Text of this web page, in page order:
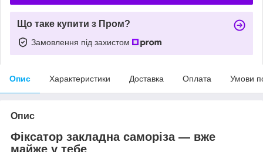
Що таке купити з Пром?
Замовлення під захистом
Опис Характеристики Доставка Оплата Умови
Опис
Фіксатор закладна саморіза — вже
майже у тебе